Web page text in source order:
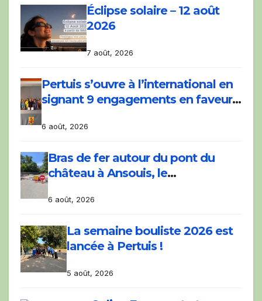
Éclipse solaire – 12 août
2026
7 août, 2026
Pertuis s’ouvre à l’international en
signant 9 engagements en faveur
du développement du vélo avec la
COP Bike Ride.
6 août, 2026
Bras de fer autour du pont du
château à Ansouis, le
Département prend l’affaire en
main
6 août, 2026
La semaine bouliste 2026 est
lancée à Pertuis !
5 août, 2026